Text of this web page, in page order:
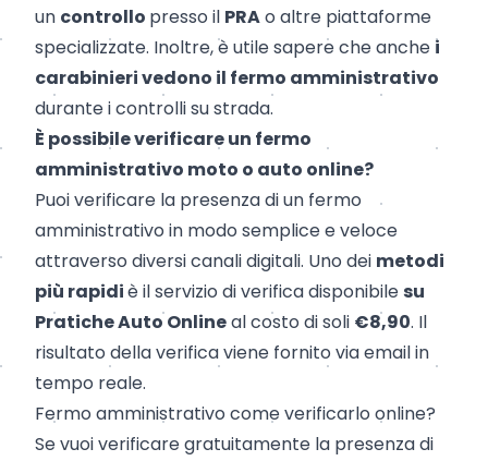
un controllo presso il PRAo altre piattaforme
specializzate. Inoltre, è utile sapere che anche i
carabinieri vedono il fermo amministrativo
durante i controlli su strada.
È possibile verificare un fermo
amministrativo moto o auto online?
Puoi verificare la presenza di un fermo
amministrativo in modo semplice e veloce
attraverso diversi canali digitali. Uno dei metodi
più rapidiè il servizio di verifica disponibile su
Pratiche Auto Onlineal costo di soli €8,90. Il
risultato della verifica viene fornito via email in
tempo reale.
Fermo amministrativo come verificarlo online?
Se vuoi verificare gratuitamente la presenza di